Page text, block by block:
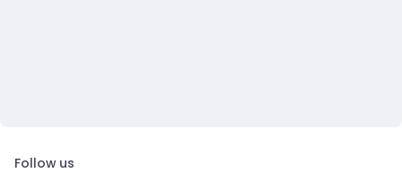
Follow us